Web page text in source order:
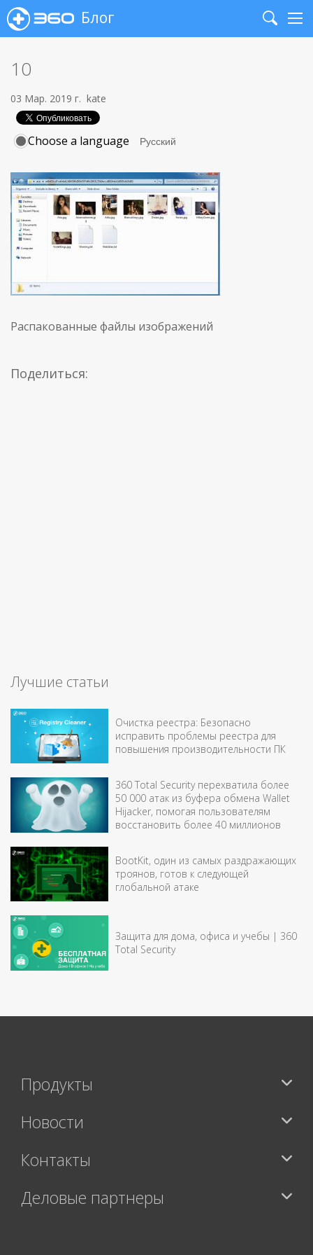
Блог
Search
10
03 Мар. 2019 г. kate
Choose a language
Распакованные файлы изображений
Поделиться:
Лучшие статьи
Очистка реестра: Безопасно
исправить проблемы реестра для
повышения производительности ПК
360 Total Security перехватила более
50 000 атак из буфера обмена Wallet
Hijacker, помогая пользователям
восстановить более 40 миллионов
BootKit, один из самых раздражающих
троянов, готов к следующей
глобальной атаке
Защита для дома, офиса и учебы | 360
Total Security
Продукты
Новости
Контакты
Деловые партнеры